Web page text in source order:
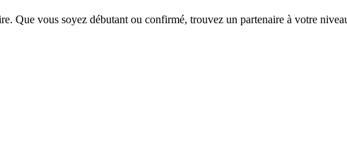
Que vous soyez débutant ou confirmé, trouvez un partenaire à votre